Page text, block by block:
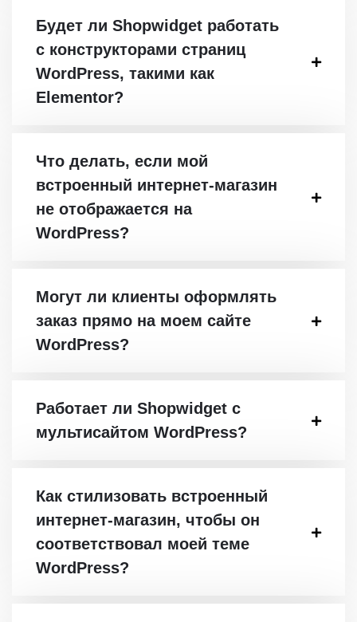
Будет ли Shopwidget работать
с конструкторами страниц
WordPress, такими как
Elementor?
Что делать, если мой
встроенный интернет-магазин
не отображается на
WordPress?
Могут ли клиенты оформлять
заказ прямо на моем сайте
WordPress?
Работает ли Shopwidget с
мультисайтом WordPress?
Как стилизовать встроенный
интернет-магазин, чтобы он
соответствовал моей теме
WordPress?